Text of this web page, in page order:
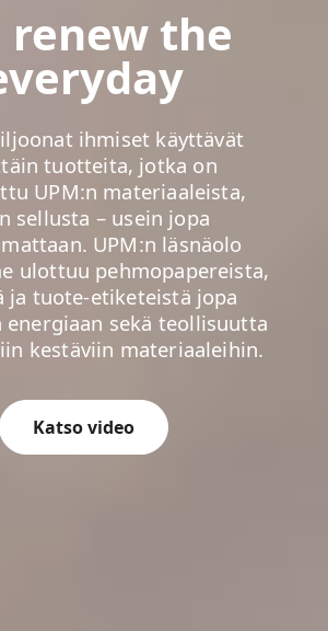
renew the
ihmiset käyttävät
tuotteita, jotka on
UPM:n materiaaleista,
sellusta – usein jopa
UPM:n läsnäolo
ulottuu pehmopapereista,
ja tuote-etiketeistä jopa
energiaan sekä teollisuutta
Katso video